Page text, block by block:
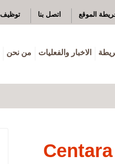
الموقع اتصل بنا توظيف
الاخبار والفعليات من نحن